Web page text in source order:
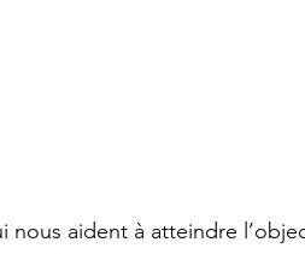
aident à atteindre